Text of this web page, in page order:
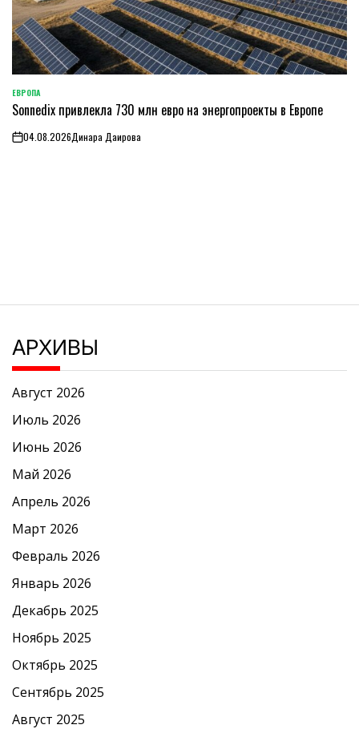
ОПУБЛИКОВАНО
В
ЕВРОПА
Sonnedix привлекла 730 млн евро на энергопроекты в Европе
on04.08.2026Динара Даирова
АРХИВЫ
Август 2026
Июль 2026
Июнь 2026
Май 2026
Апрель 2026
Март 2026
Февраль 2026
Январь 2026
Декабрь 2025
Ноябрь 2025
Октябрь 2025
Сентябрь 2025
Август 2025